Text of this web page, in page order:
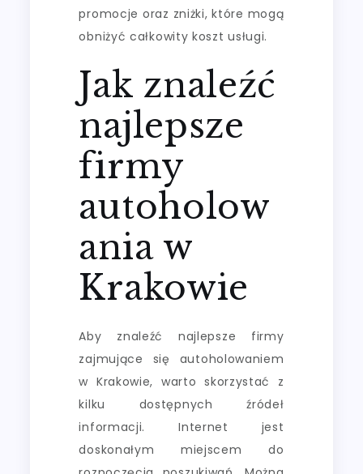
promocje oraz zniżki, które mogą
obniżyć całkowity koszt usługi.
Jak znaleźć
najlepsze
firmy
autoholow
ania w
Krakowie
Aby znaleźć najlepsze firmy
zajmujące się autoholowaniem
w Krakowie, warto skorzystać z
kilku dostępnych źródeł
informacji. Internet jest
doskonałym miejscem do